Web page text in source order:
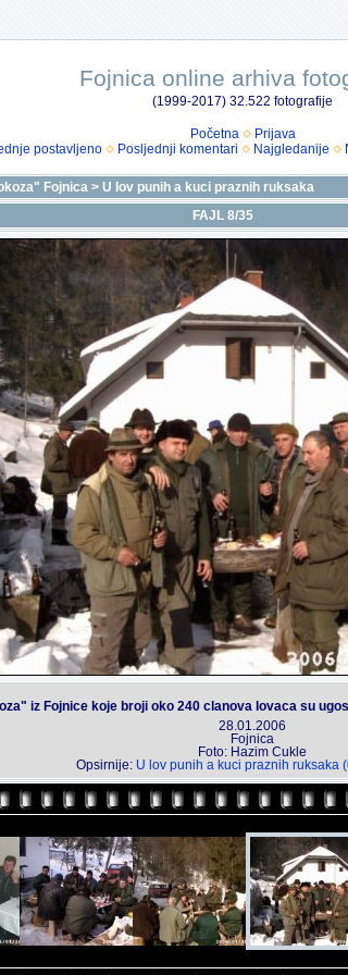
Fojnica online arhiva
(1999-2017) 32.522 fotografije
Početna
Prijava
postavljeno Posljednji komentari Najgledanije
Fojnica > U lov punih a kuci praznih ruksaka
FAJL 8/35
iz Fojnice koje broji oko 240 clanova lovaca su
28.01.2006
Fojnica
Foto: Hazim Cukle
Opsirnije: U lov punih a kuci praznih ruksaka